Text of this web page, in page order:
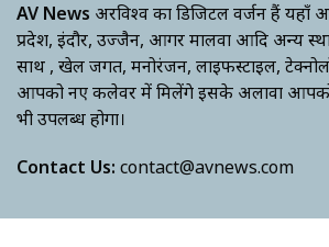
AV News अक्षरविश्व का डिजिटल वर्जन हैं
प्रदेश, इंदौर, उज्जैन, आगर मालवा आदि अन्य
साथ , खेल जगत, मनोरंजन, लाइफस्टाइल,
आपको नए कलेवर में मिलेंगे इसके अलावा आपको
भी उपलब्ध होगा।
Contact Us: contact@avnews.com